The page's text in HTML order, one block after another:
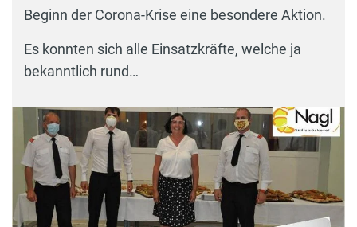
Beginn der Corona-Krise eine besondere Aktion.
Es konnten sich alle Einsatzkräfte, welche ja
bekanntlich rund…